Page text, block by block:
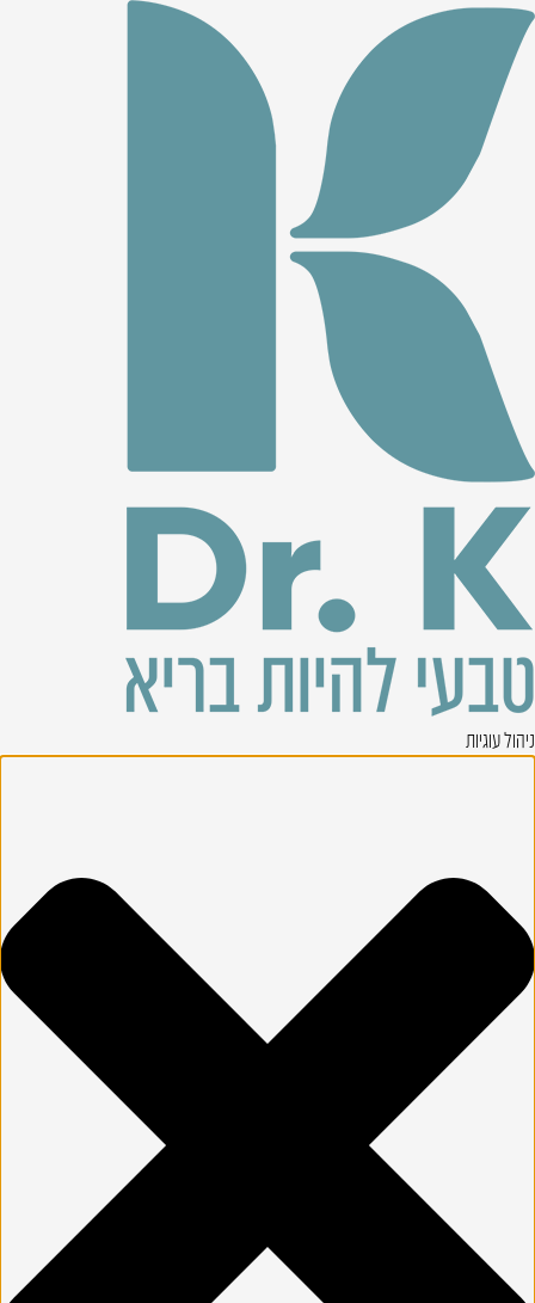
ניהול עוגיות